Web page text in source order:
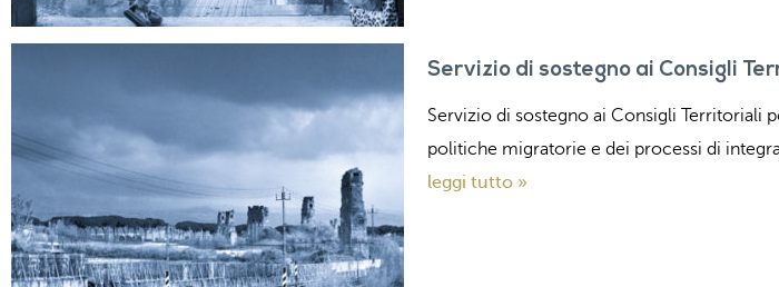
Servizio di sostegno ai Consigli
Servizio di sostegno ai Consigli Territoriali
politiche migratorie e dei processi di
leggi tutto »